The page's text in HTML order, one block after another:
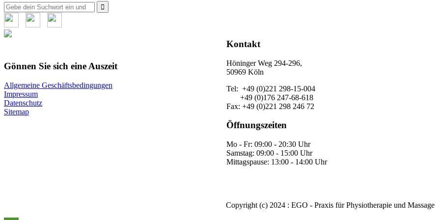
Suche
nach:
Gönnen Sie sich eine Auszeit
Allgemeine Geschäftsbedingungen
Impressum
Datenschutz
Sitemap
Kontakt
Höninger Weg 294-296,
50969 Köln
Tel: +49 (0)221 298-15-004
+49 (0)176 247-68-618
Fax: +49 (0)221 298 246 72
Öffnungszeiten
Mo - Fr: 09:00 - 20:30 Uhr
Samstag: 09:00 - 15:00 Uhr
Mittagspause: 13:00 - 14:00 Uhr
Copyright (c) 2024 : EGO - Praxis für Physiotherapie und Massage